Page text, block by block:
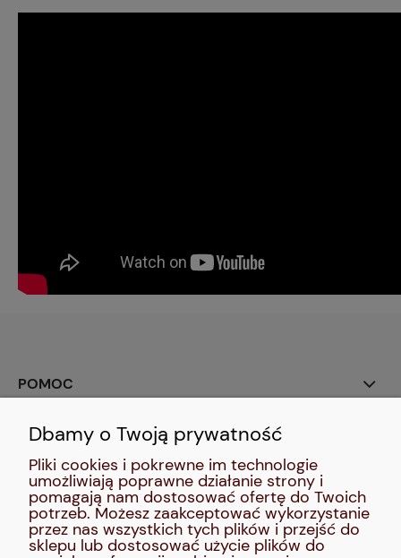
POMOC
SOCIAL MEDIA:
MOJE KONTO
INFORMACJE
Dbamy o Twoją prywatność
Pliki cookies i pokrewne im technologie
umożliwiają poprawne działanie strony i
pomagają nam dostosować ofertę do Twoich
potrzeb. Możesz zaakceptować wykorzystanie
przez nas wszystkich tych plików i przejść do
sklepu lub dostosować użycie plików do